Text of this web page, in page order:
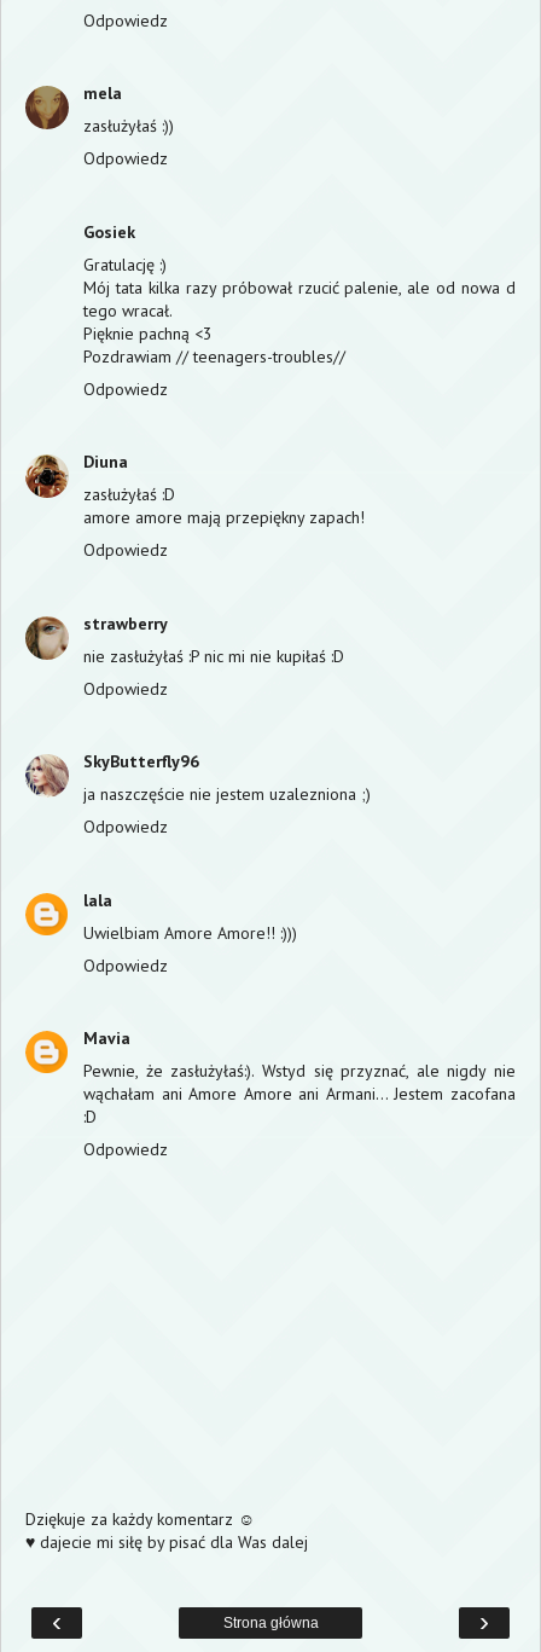
Odpowiedz
mela
zasłużyłaś :))
Odpowiedz
Gosiek
Gratulację :)
Mój tata kilka razy próbował rzucić palenie, ale od nowa d
tego wracał.
Pięknie pachną <3
Pozdrawiam // teenagers-troubles//
Odpowiedz
Diuna
zasłużyłaś :D
amore amore mają przepiękny zapach!
Odpowiedz
strawberry
nie zasłużyłaś :P nic mi nie kupiłaś :D
Odpowiedz
SkyButterfly96
ja naszczęście nie jestem uzalezniona ;)
Odpowiedz
lala
Uwielbiam Amore Amore!! :)))
Odpowiedz
Mavia
Pewnie, że zasłużyłaś:). Wstyd się przyznać, ale nigdy nie
wąchałam ani Amore Amore ani Armani... Jestem zacofana
:D
Odpowiedz
Dziękuje za każdy komentarz ☺
♥ dajecie mi siłę by pisać dla Was dalej
‹ ›
Strona główna